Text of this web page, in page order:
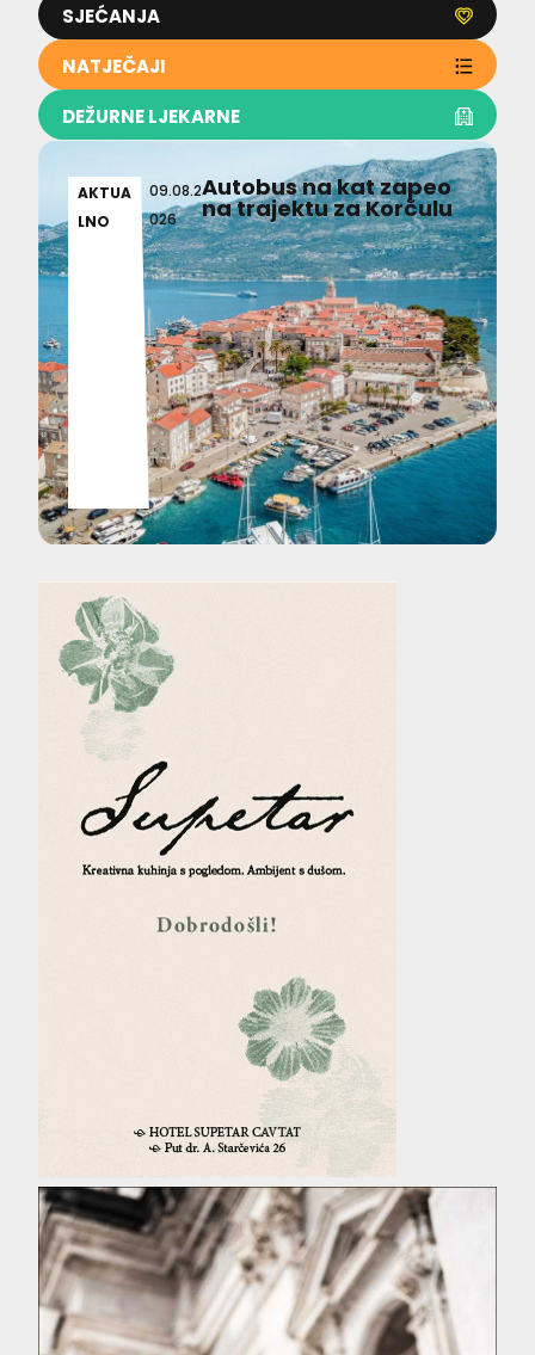
SJEĆANJA
NATJEČAJI
DEŽURNE LJEKARNE
AKTUA
LNO
09.08.2
026
Autobus na kat zapeo
na trajektu za Korčulu